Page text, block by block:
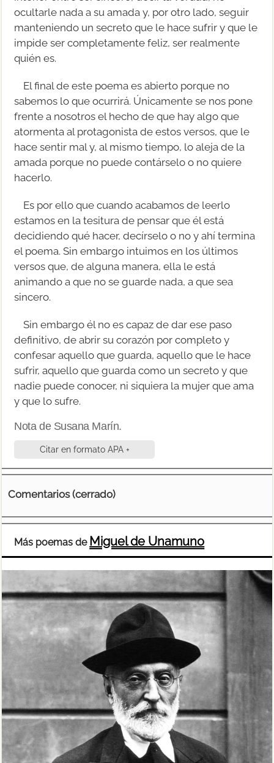
ocultarle nada a su amada y, por otro lado, seguir
manteniendo un secreto que le hace sufrir y que le
impide ser completamente feliz, ser realmente
quién es.
El final de este poema es abierto porque no
sabemos lo que ocurrirá. Únicamente se nos pone
frente a nosotros el hecho de que hay algo que
atormenta al protagonista de estos versos, que le
hace sentir mal y, al mismo tiempo, lo aleja de la
amada porque no puede contárselo o no quiere
hacerlo.
Es por ello que cuando acabamos de leerlo
estamos en la tesitura de pensar que él está
decidiendo qué hacer, decírselo o no y ahí termina
el poema. Sin embargo intuimos en los últimos
versos que, de alguna manera, ella le está
animando a que no se guarde nada, a que sea
sincero.
Sin embargo él no es capaz de dar ese paso
definitivo, de abrir su corazón por completo y
confesar aquello que guarda, aquello que le hace
sufrir, aquello que guarda como un secreto y que
nadie puede conocer, ni siquiera la mujer que ama
y que lo sufre.
Nota de Susana Marín.
Citar en formato APA +
Comentarios (cerrado)
Más poemas de Miguel de Unamuno